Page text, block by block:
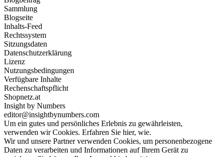
Sammlung
Blogseite
Inhalts-Feed
Rechtssystem
Sitzungsdaten
Datenschutzerklärung
Lizenz
Nutzungsbedingungen
Verfügbare Inhalte
Rechenschaftspflicht
Shopnetz.at
Insight by Numbers
editor@insightbynumbers.com
Um ein gutes und persönliches Erlebnis zu gewährleisten,
verwenden wir Cookies. Erfahren Sie hier, wie.
Wir und unsere Partner verwenden Cookies, um personenbezogene
Daten zu verarbeiten und Informationen auf Ihrem Gerät zu